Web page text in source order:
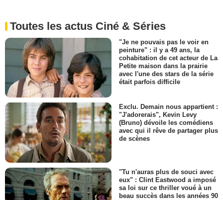
Toutes les actus Ciné & Séries
"Je ne pouvais pas le voir en
peinture" : il y a 49 ans, la
cohabitation de cet acteur de La
Petite maison dans la prairie
avec l'une des stars de la série
était parfois difficile
Exclu. Demain nous appartient :
"J'adorerais", Kevin Levy
(Bruno) dévoile les comédiens
avec qui il rêve de partager plus
de scènes
"Tu n'auras plus de souci avec
eux" : Clint Eastwood a imposé
sa loi sur ce thriller voué à un
beau succès dans les années 90